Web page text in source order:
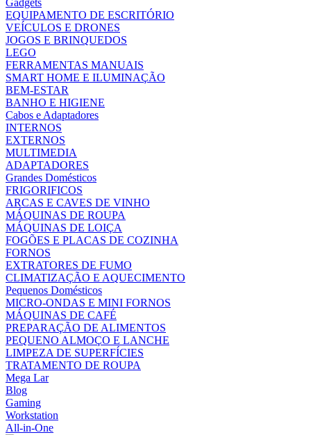
Gadgets
EQUIPAMENTO DE ESCRITÓRIO
VEÍCULOS E DRONES
JOGOS E BRINQUEDOS
LEGO
FERRAMENTAS MANUAIS
SMART HOME E ILUMINAÇÃO
BEM-ESTAR
BANHO E HIGIENE
Cabos e Adaptadores
INTERNOS
EXTERNOS
MULTIMEDIA
ADAPTADORES
Grandes Domésticos
FRIGORIFICOS
ARCAS E CAVES DE VINHO
MÁQUINAS DE ROUPA
MÁQUINAS DE LOIÇA
FOGÕES E PLACAS DE COZINHA
FORNOS
EXTRATORES DE FUMO
CLIMATIZAÇÃO E AQUECIMENTO
Pequenos Domésticos
MICRO-ONDAS E MINI FORNOS
MÁQUINAS DE CAFÉ
PREPARAÇÃO DE ALIMENTOS
PEQUENO ALMOÇO E LANCHE
LIMPEZA DE SUPERFÍCIES
TRATAMENTO DE ROUPA
Mega Lar
Blog
Gaming
Workstation
All-in-One